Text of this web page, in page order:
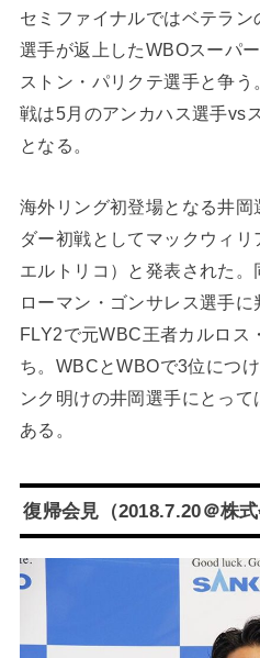
セミファイナルではベテラ
選手が返上したWBOスーパ
ストン・パリクテ選手と争
戦は5月のアンカハス選手vs
となる。
海外リング初登場となる井
ダー初戦としてマックウィ
エルトリコ）と発表された
ローマン・ゴンサレス選手
FLY2で元WBC王者カルロス
ち。WBCとWBOで3位につ
ンク明けの井岡選手にとっ
ある。
復帰会見（2018.7.20＠株